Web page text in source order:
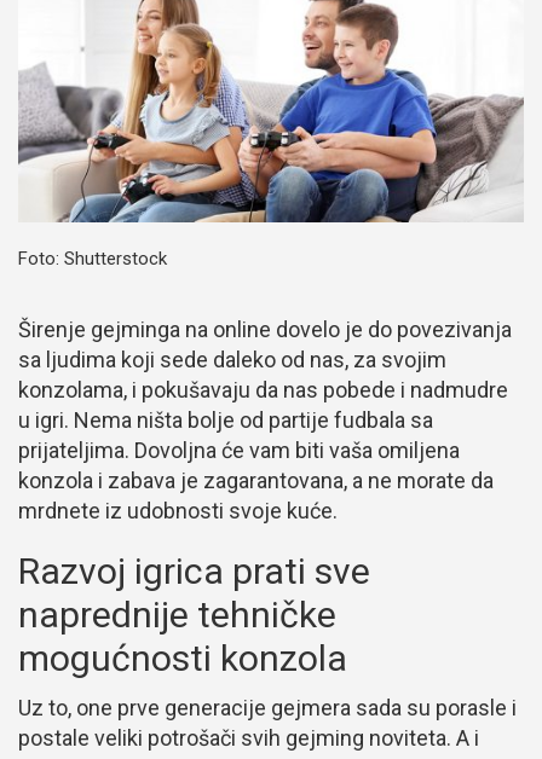
Foto: Shutterstock
Širenje gejminga na online dovelo je do povezivanja
sa ljudima koji sede daleko od nas, za svojim
konzolama, i pokušavaju da nas pobede i nadmudre
u igri. Nema ništa bolje od partije fudbala sa
prijateljima. Dovoljna će vam biti vaša omiljena
konzola i zabava je zagarantovana, a ne morate da
mrdnete iz udobnosti svoje kuće.
Razvoj igrica prati sve
naprednije tehničke
mogućnosti konzola
Uz to, one prve generacije gejmera sada su porasle i
postale veliki potrošači svih gejming noviteta. A i